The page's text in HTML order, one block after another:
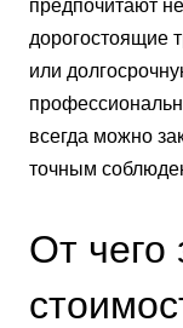
предпочитают
дорогостоящие
или
всегда можно
точным
От чего